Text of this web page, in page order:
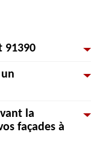
91390
Becker effectue de
et ravalement de façade
dans le temps. Notre
de matériaux de vos
nous réalisons des
Becker vous offre
professionnelle en
des services fiables et
la
façades à